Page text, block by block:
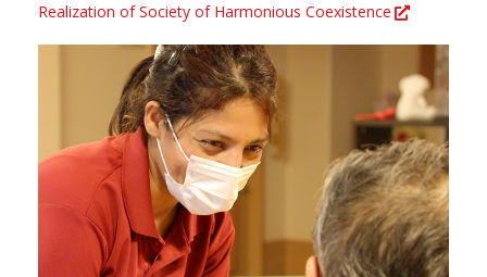
Realization of Society of Harmonious Coexistence